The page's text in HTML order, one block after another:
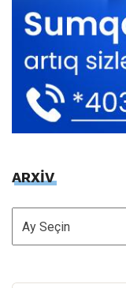
ARXİV
ARXİV